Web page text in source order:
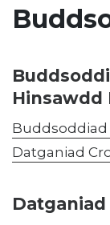
Hinsawdd
Buddsoddiad
Datganiad